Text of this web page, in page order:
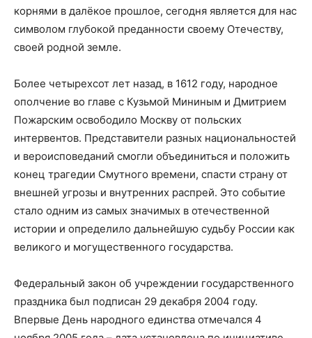
корнями в далёкое прошлое, сегодня является для нас
символом глубокой преданности своему Отечеству,
своей родной земле.
Более четырехсот лет назад, в 1612 году, народное
ополчение во главе с Кузьмой Мининым и Дмитрием
Пожарским освободило Москву от польских
интервентов. Представители разных национальностей
и вероисповеданий смогли объединиться и положить
конец трагедии Смутного времени, спасти страну от
внешней угрозы и внутренних распрей. Это событие
стало одним из самых значимых в отечественной
истории и определило дальнейшую судьбу России как
великого и могущественного государства.
Федеральный закон об учреждении государственного
праздника был подписан 29 декабря 2004 году.
Впервые День народного единства отмечался 4